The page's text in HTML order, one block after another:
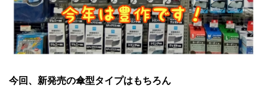
今回、新発売の傘型タイプはもちろん